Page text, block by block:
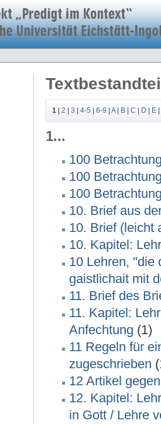
1 2 3 4-5 6-9 A| B C D E
1...
100
100
100
10. Brief aus
10. Brief (leicht
10. Kapitel:
10 Lehren, "die
gaistlichait mit
11. Brief des
11. Kapitel:
Anfechtung (1)
11 Regeln für
zugeschrieben
12 Artikel
12. Kapitel:
in Gott / Lehre